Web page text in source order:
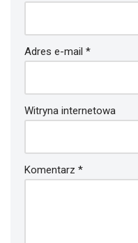
Adres e-mail *
Witryna internetowa
Komentarz *